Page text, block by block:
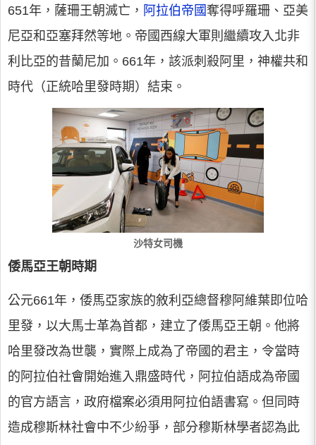
651年，薩珊王朝滅亡， 阿拉伯帝國奪得呼羅珊、亞美
尼亞和亞塞拜然等地。帝國西線大軍則繼續攻入北非
利比亞的昔蘭尼加。661年，該派刺殺阿里，神權共和
時代（正統哈里發時期）結束。
沙特女司機
倭馬亞王朝時期
公元661年，倭馬亞家族的敘利亞總督穆阿維葉即位哈
里發，以大馬士革為首都，建立了倭馬亞王朝。他將
哈里發改為世襲，實際上成為了帝國的君主，令當時
的阿拉伯社會開始進入鼎盛時代，阿拉伯語成為帝國
的官方語言，政府檔案必須用阿拉伯語書寫。但同時
造成穆斯林社會中不少紛爭，部分穆斯林學者認為此